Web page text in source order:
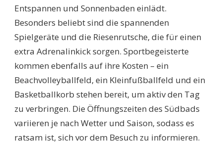
Entspannen und Sonnenbaden einlädt.
Besonders beliebt sind die spannenden
Spielgeräte und die Riesenrutsche, die für einen
extra Adrenalinkick sorgen. Sportbegeisterte
kommen ebenfalls auf ihre Kosten – ein
Beachvolleyballfeld, ein Kleinfußballfeld und ein
Basketballkorb stehen bereit, um aktiv den Tag
zu verbringen. Die Öffnungszeiten des Südbads
variieren je nach Wetter und Saison, sodass es
ratsam ist, sich vor dem Besuch zu informieren.